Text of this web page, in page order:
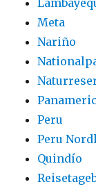
Meta
Nariño
Peru
Peru
Quindío